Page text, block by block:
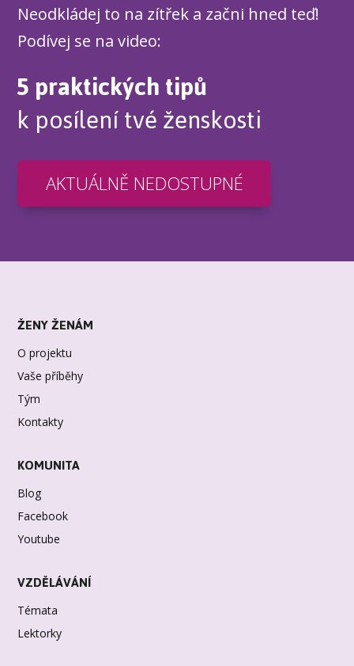
Neodkládej to na zítřek a začni hned teď!
Podívej se na video:
5 praktických tipů
k posílení tvé ženskosti
AKTUÁLNĚ NEDOSTUPNÉ
ŽENY ŽENÁM
O projektu
Vaše příběhy
Tým
Kontakty
KOMUNITA
Blog
Facebook
Youtube
VZDĚLÁVÁNÍ
Témata
Lektorky